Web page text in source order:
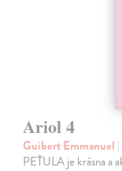
Ariol 4
Guibert Emmanuel
PEŤULA je krásna a